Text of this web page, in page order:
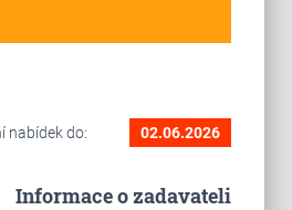
nabídek do: 02.06.2026
Informace o zadavateli